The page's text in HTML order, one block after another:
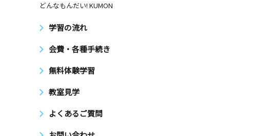
どんなもんだい! KUMON
学習の流れ
会費・各種手続き
無料体験学習
教室見学
よくあるご質問